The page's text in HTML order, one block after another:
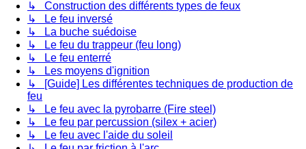
↳ Construction des différents types de feux
↳ Le feu inversé
↳ La buche suédoise
↳ Le feu du trappeur (feu long)
↳ Le feu enterré
↳ Les moyens d'ignition
↳ [Guide] Les différentes techniques de production de
feu
↳ Le feu avec la pyrobarre (Fire steel)
↳ Le feu par percussion (silex + acier)
↳ Le feu avec l'aide du soleil